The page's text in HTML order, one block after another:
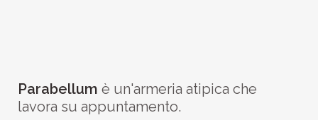
Parabellum è un'armeria atipica che
lavora su appuntamento.